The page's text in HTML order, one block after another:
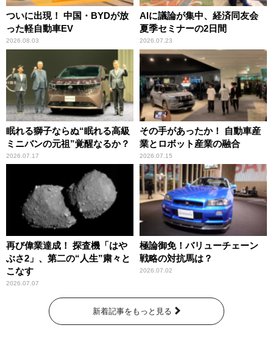
ついに出現！ 中国・BYDが放
った軽自動車EV
2026.08.03
AIに議論が集中、経済同友会
夏季セミナーの2日間
2026.07.23
眠れる獅子ならぬ“眠れる高級
ミニバンの元祖”覚醒なるか？
2026.07.17
その手があったか！ 自動車産
業とロボット産業の融合
2026.07.15
再び偉業達成！ 探査機「はや
ぶさ2」、第二の“人生”粛々と
こなす
2026.07.07
極論御免！バリューチェーン
戦略の対抗馬は？
2026.07.02
新着記事をもっと見る